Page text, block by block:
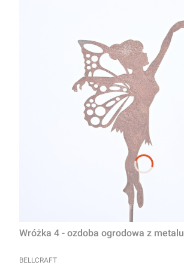
Wróżka 4 - ozdoba ogrodowa z metalu
PRODUCENT
BELLCRAFT